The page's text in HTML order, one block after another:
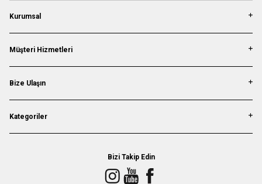
Kurumsal
Müşteri Hizmetleri
Bize Ulaşın
Kategoriler
Bizi Takip Edin